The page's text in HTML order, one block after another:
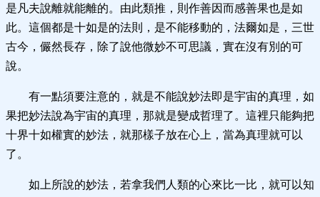
是凡夫說離就能離的。由此類推，則作善因而感善果也是如
此。這個都是十如是的法則，是不能移動的，法爾如是，三世
古今，儼然長存，除了說他微妙不可思議，實在沒有別的可
說。
有一點須要注意的，就是不能說妙法即是宇宙的真理，如
果把妙法說為宇宙的真理，那就是變成哲理了。這裡只能夠把
十界十如權實的妙法，就那樣子放在心上，當為真理就可以
了。
如上所說的妙法，若拿我們人類的心來比一比，就可以知